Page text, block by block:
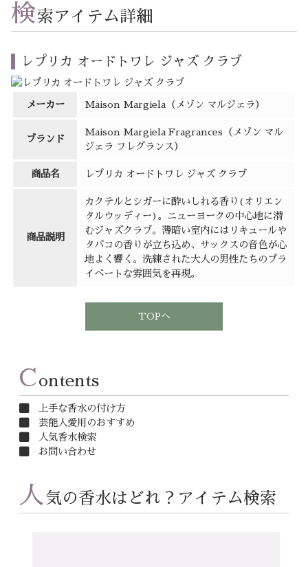
検索アイテム詳細
レプリカ オードトワレ ジャズ クラブ
メーカー Maison Margiela（メゾン マルジェラ）
ブランド
Maison Margiela Fragrances（メゾン マル
ジェラ フレグランス）
商品名 レプリカ オードトワレ ジャズ クラブ
商品説明
カクテルとシガーに酔いしれる香り(オリエン
タルウッディー)。ニューヨークの中心地に潜
むジャズクラブ。薄暗い室内にはリキュールや
タバコの香りが立ち込め、サックスの音色が心
地よく響く。洗練された大人の男性たちのプラ
イベートな雰囲気を再現。
TOPへ
Contents
上手な香水の付け方
芸能人愛用のおすすめ
人気香水検索
お問い合わせ
人 気の香水はどれ？アイテム検索